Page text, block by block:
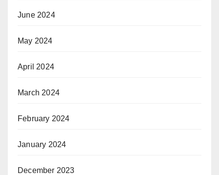
June 2024
May 2024
April 2024
March 2024
February 2024
January 2024
December 2023